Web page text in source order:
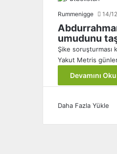
Rummenigge 14/
umudunu
Şike soruşturması
Yakut Metris
Devamını
Daha Fazla Yükle